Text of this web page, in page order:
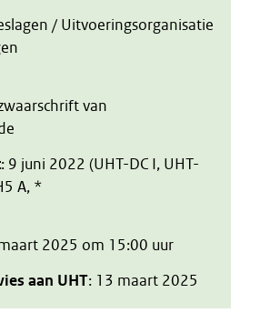
/ Uitvoeringsorganisatie
van
: 9 juni 2022 (UHT-DC I, UHT-
A, *
2025 om 15:00 uur
aan UHT: 13 maart 2025